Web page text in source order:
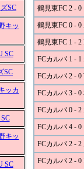
SC
キッ
SC
SC
ッカ
キッ
SC
鶴見東FC 2 - 0
鶴見東FC 0 -
鶴見東FC 1 -
FCカルパ 1 - 1
FCカルパ 2 -
FCカルパ 3 - 0
FCカルパ 0 - 2
FCカルパ 4 - 0
FCカルパ 2 -
FCカルパ 2 -